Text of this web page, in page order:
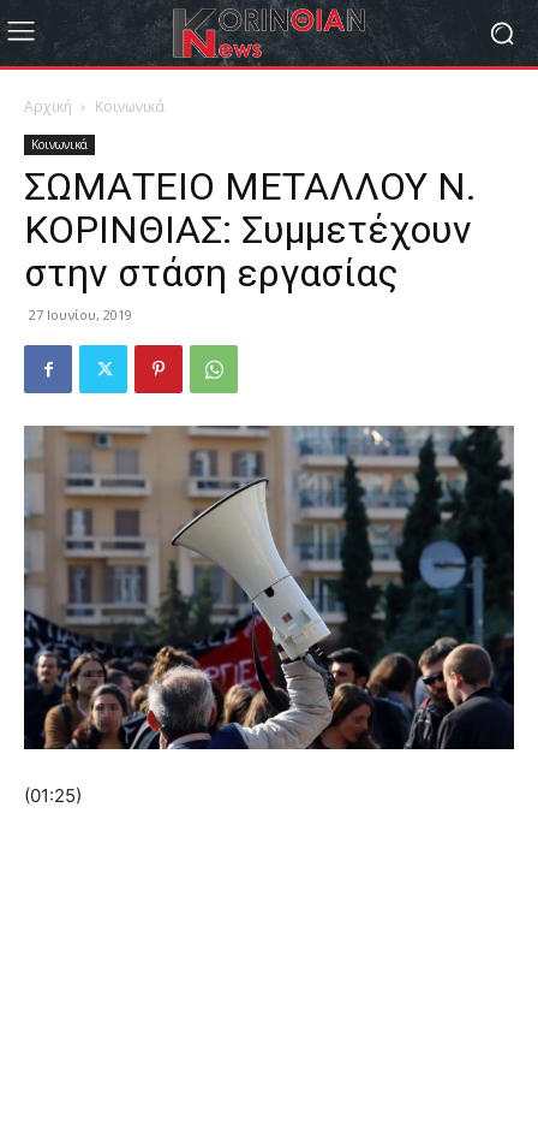
Αρχική Κοινωνικά
Κοινωνικά
ΣΩΜΑΤΕΙΟ ΜΕΤΑΛΛΟΥ Ν.
ΚΟΡΙΝΘΙΑΣ: Συμμετέχουν
στην στάση εργασίας
27 Ιουνίου, 2019
(01:25)